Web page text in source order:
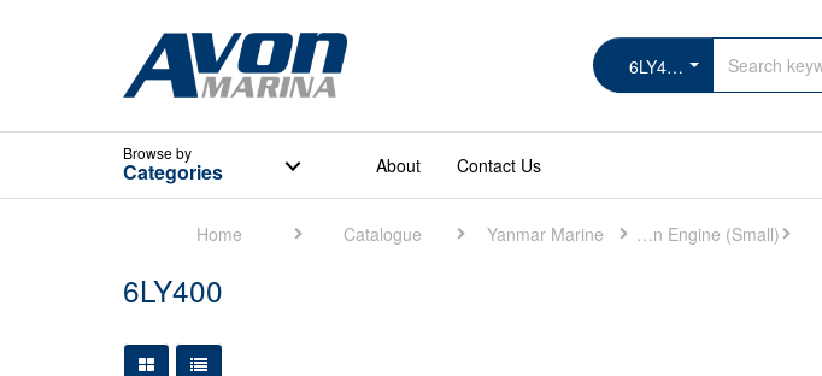
6LY400
Browseby
Categories About Contact Us
Home Catalogue Yanmar Marine Marine Main Engine (Small)
6LY400
Large Grid View
Table View